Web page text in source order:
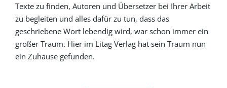
Texte zu finden, Autoren und Übersetzer bei Ihrer Arbeit
zu begleiten und alles dafür zu tun, dass das
geschriebene Wort lebendig wird, war schon immer ein
großer Traum. Hier im Litag Verlag hat sein Traum nun
ein Zuhause gefunden.